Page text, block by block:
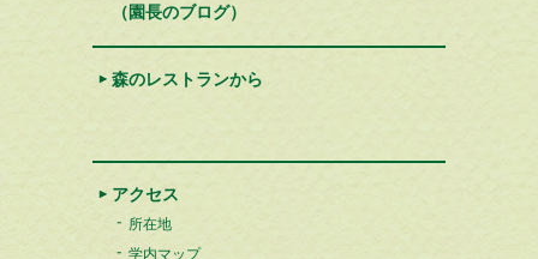
（園長のブログ）
森のレストランから
アクセス
所在地
学内マップ